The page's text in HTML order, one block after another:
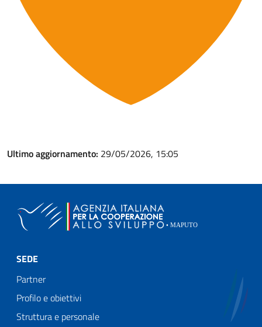
Ultimo aggiornamento: 29/05/2026, 15:05
SEDE
Partner
Profilo e obiettivi
Struttura e personale